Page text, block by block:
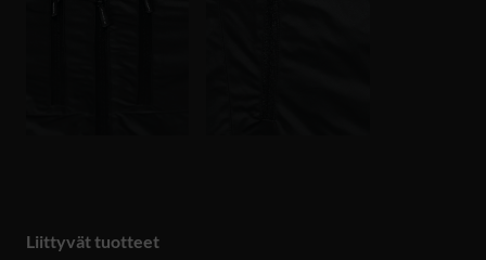
Liittyvät tuotteet